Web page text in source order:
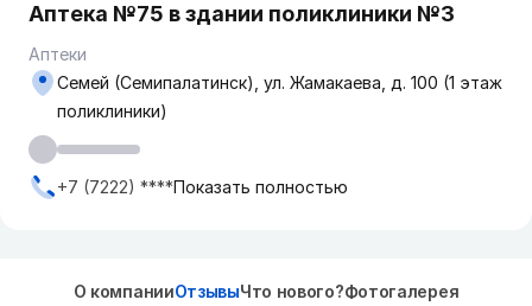
Аптека №75 в здании поликлиники №3
Аптеки
Семей (Семипалатинск), ул. Жамакаева, д. 100 (1 этаж
поликлиники)
+7 (7222) ****Показать полностью
О компанииОтзывыЧто нового?Фотогалерея